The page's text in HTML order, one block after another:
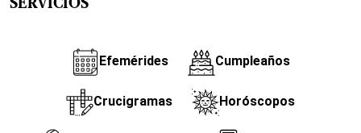
SERVICIOS
Efemérides Cumpleaños
Crucigramas Horóscopos